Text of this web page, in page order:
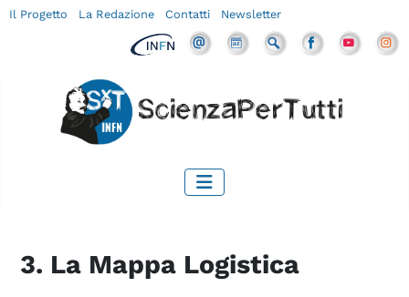
Il Progetto La Redazione Contatti Newsletter
3. La Mappa Logistica